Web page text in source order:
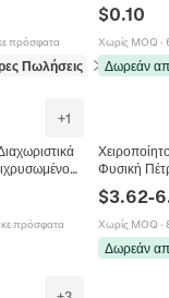
πρόσφατα
Πωλήσεις σε Χάντρες
Τηλεφώνου
$0.10
Χωρίς MOQ ·
Δωρεάν
+1
Για
DIY
πρόσφατα
Φυσική
Κοσμήματα
$3.62-
Χωρίς MOQ ·
Δωρεάν